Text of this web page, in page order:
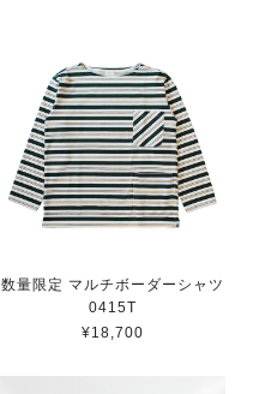
数量限定 マルチボーダーシャツ
0415T
¥18,700